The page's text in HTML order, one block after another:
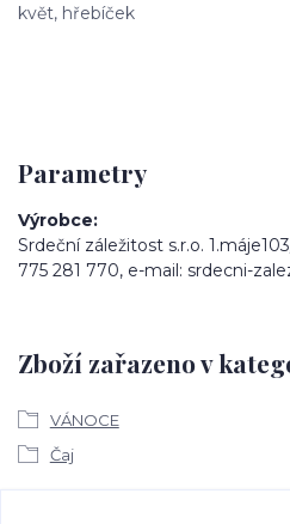
květ, hřebíček
Parametry
Výrobce
Srdeční záležitost s.r.o.
775 281 770, e-mail: srdecni-
Zboží zařazeno v
VÁNOCE
Čaj